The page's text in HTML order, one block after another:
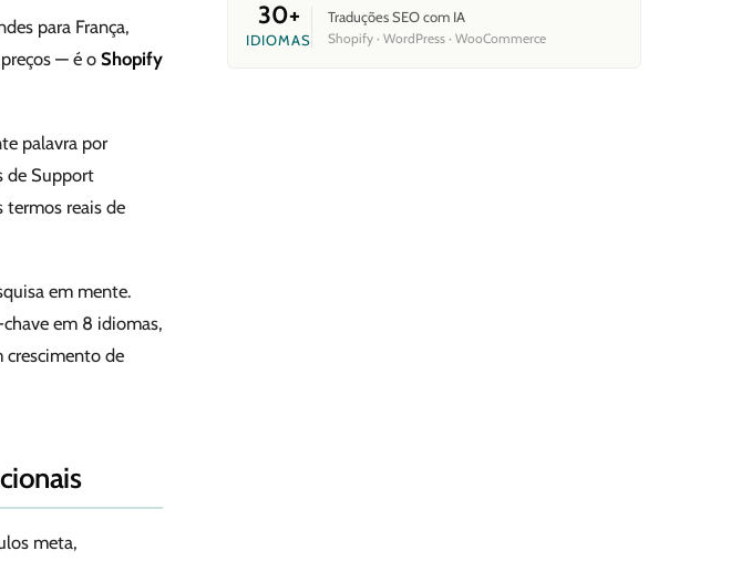
para França,
— é o Shopify
palavra por
de Support
termos reais de
em mente.
em 8 idiomas,
crescimento de
meta,
30+
IDIOMAS
Traduções SEO com IA
Shopify · WordPress · WooCommerce